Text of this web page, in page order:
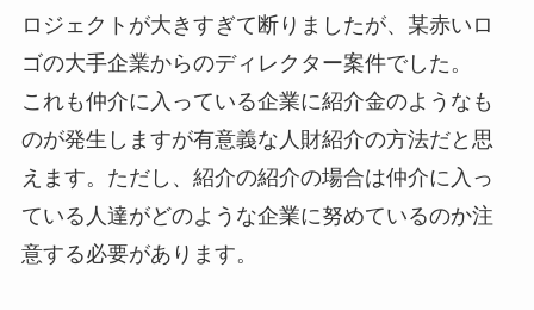
ロジェクトが大きすぎて断りましたが、某赤いロ
ゴの大手企業からのディレクター案件でした。
これも仲介に入っている企業に紹介金のようなも
のが発生しますが有意義な人財紹介の方法だと思
えます。ただし、紹介の紹介の場合は仲介に入っ
ている人達がどのような企業に努めているのか注
意する必要があります。